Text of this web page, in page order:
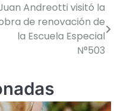
Andreotti visitó la
de renovación de
la Escuela Especial
N°503